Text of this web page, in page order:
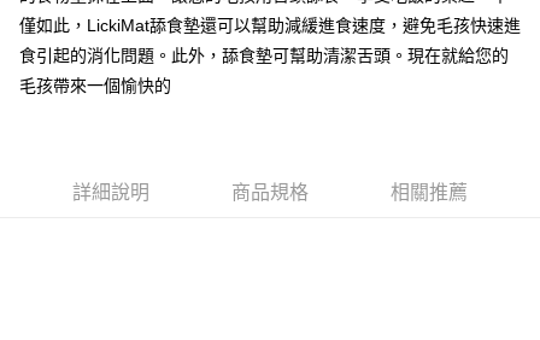
每筆NT$60，滿NT$899(含以上)免運費
7-11取貨付款
每筆NT$100，滿NT$899(含以上)免運費
僅如此，LickiMat舔食墊還可以幫助減緩進食速度，避免毛孩快速進
食引起的消化問題。此外，舔食墊可幫助清潔舌頭。現在就給您的
毛孩帶來一個愉快的
詳細說明 商品規格 相關推薦